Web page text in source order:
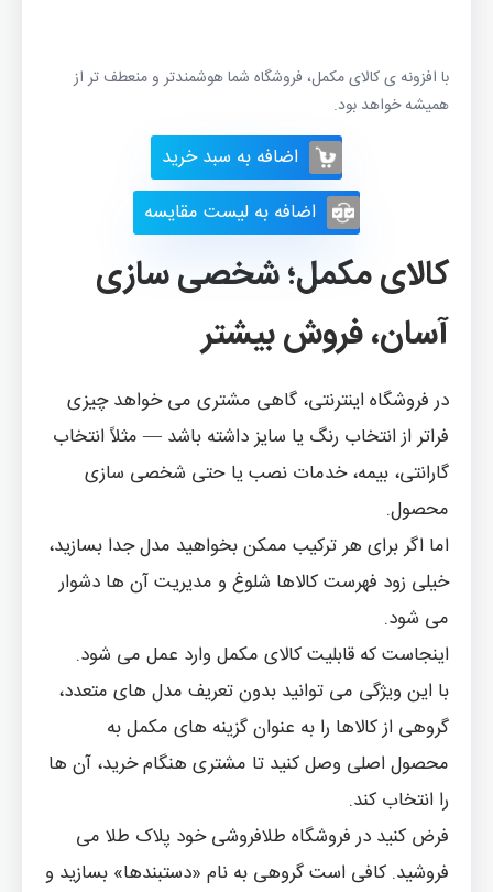
با افزونه ی کالای مکمل، فروشگاه شما هوشمندتر و منعطف تر از
همیشه خواهد بود.
اضافه به سبد خرید
اضافه به لیست مقایسه
کالای مکمل؛ شخصی سازی
آسان، فروش بیشتر
در فروشگاه اینترنتی، گاهی مشتری می خواهد چیزی
فراتر از انتخاب رنگ یا سایز داشته باشد — مثلاً انتخاب
گارانتی، بیمه، خدمات نصب یا حتی شخصی سازی
محصول.
اما اگر برای هر ترکیب ممکن بخواهید مدل جدا بسازید،
خیلی زود فهرست کالاها شلوغ و مدیریت آن ها دشوار
می شود.
اینجاست که قابلیت کالای مکمل وارد عمل می شود.
با این ویژگی می توانید بدون تعریف مدل های متعدد،
گروهی از کالاها را به عنوان گزینه های مکمل به
محصول اصلی وصل کنید تا مشتری هنگام خرید، آن ها
را انتخاب کند.
فرض کنید در فروشگاه طلافروشی خود پلاک طلا می
فروشید. کافی است گروهی به نام «دستبندها» بسازید و